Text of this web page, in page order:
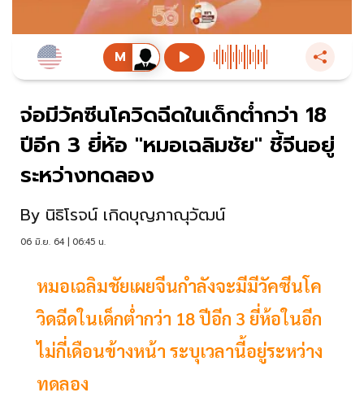
จ่อมีวัคซีนโควิดฉีดในเด็กต่ำกว่า 18
ปีอีก 3 ยี่ห้อ "หมอเฉลิมชัย" ชี้จีนอยู่
ระหว่างทดลอง
By นิธิโรจน์ เกิดบุญภาณุวัฒน์
06 มิ.ย. 64 | 06:45 น.
หมอเฉลิมชัยเผยจีนกำลังจะมีมีวัคซีนโค
วิดฉีดในเด็กต่ำกว่า 18 ปีอีก 3 ยี่ห้อในอีก
ไม่กี่เดือนข้างหน้า ระบุเวลานี้อยู่ระหว่าง
ทดลอง